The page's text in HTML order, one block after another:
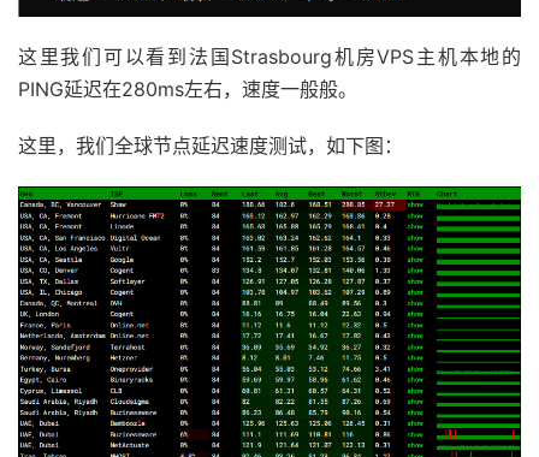
这里我们可以看到法国Strasbourg机房VPS主机本地的
PING延迟在280ms左右，速度一般般。
这里，我们全球节点延迟速度测试，如下图：